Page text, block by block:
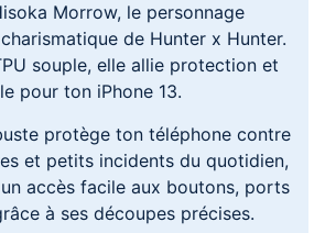
Morrow, le personnage
de Hunter x Hunter.
souple, elle allie protection et
pour ton iPhone 13.
protège ton téléphone contre
et petits incidents du quotidien,
accès facile aux boutons, ports
à ses découpes précises.